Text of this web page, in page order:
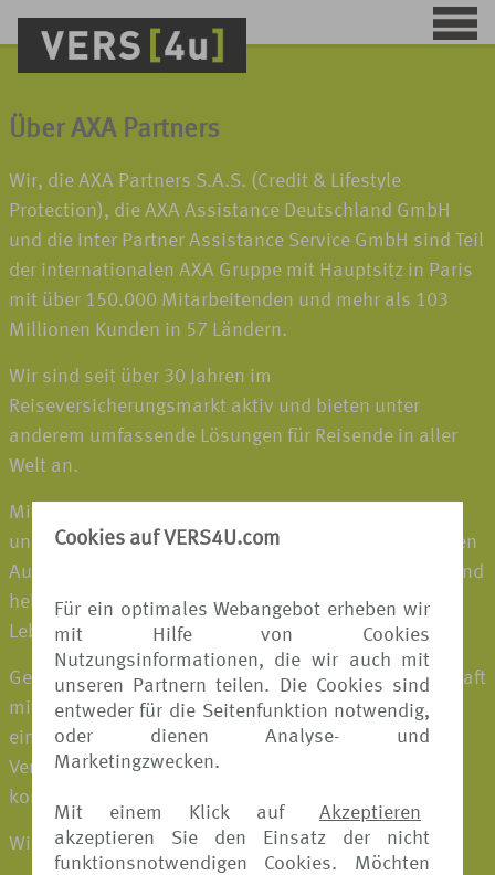
Cookies auf VERS4U.com
Für ein optimales Webangebot erheben wir
mit Hilfe von Cookies
Nutzungsinformationen, die wir auch mit
unseren Partnern teilen. Die Cookies sind
entweder für die Seitenfunktion notwendig,
oder dienen Analyse- und
Marketingzwecken.
Mit einem Klick auf
Akzeptieren
akzeptieren Sie den Einsatz der nicht
funktionsnotwendigen Cookies. Möchten
Über AXA Partners
Wir, die AXA Partners S.A.S. (Credit & Lifestyle
Protection), die AXA Assistance Deutschland GmbH
und die Inter Partner Assistance Service GmbH sind Teil
der internationalen AXA Gruppe mit Hauptsitz in Paris
mit über 150.000 Mitarbeitenden und mehr als 103
Millionen Kunden in 57 Ländern.
Wir sind seit über 30 Jahren im
Reiseversicherungsmarkt aktiv und bieten unter
anderem umfassende Lösungen für Reisende in aller
Welt an.
Mit unseren innovativen Produkten unterstützen wir
unsere Business-Partner bei einer zukunftsorientierten
Ausrichtung ihres Produkt- und Leistungsportfolios und
helfen den Endkunden weltweit in schwierigen
Lebenssituationen – zu Hause und unterwegs.
Gemeinsam und durch die Verbindung von Leidenschaft
mit fortschrittlichem Know-how schaffen wir
einzigartige, kundenzentrierte B2B2C-Lösungen, die
Versicherung, Assistance und hochwertige Services
kombinieren für mehr Sicherheit und Lebensqualität.
Wir schützen, was wichtig ist, wenn es wichtig ist